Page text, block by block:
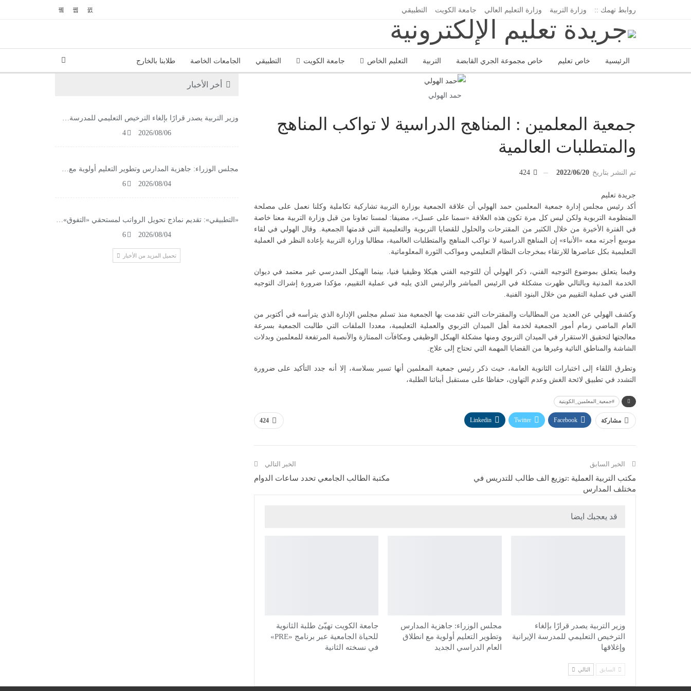
روابط تهمك :: وزارة التربية وزارة التعليم العالي جامعة الكويت التطبيقي
الرئيسية خاص تعليم خاص مجموعة الجري القابضة التربية التعليم الخاص جامعة الكويت التطبيقي الجامعات الخاصة طلابنا بالخارج
حمد الهولي
جمعية المعلمين : المناهج الدراسية لا تواكب المناهج
والمتطلبات العالمية
تم النشر بتاريخ 2022/06/20
جريدة تعليم
أكد رئيس مجلس إدارة جمعية المعلمين حمد الهولي أن علاقة الجمعية بوزارة التربية تشاركية تكاملية وكلنا نعمل على مصلحة
المنظومة التربوية ولكن ليس كل مرة تكون هذه العلاقة «سمنا على عسل»، مضيفا: لمسنا تعاونا من قبل وزارة التربية معنا خاصة
في الفترة الأخيرة من خلال الكثير من المقترحات والحلول للقضايا التربوية والتعليمية التي قدمتها الجمعية. وقال الهولي في لقاء
موسع أجرته معه «الأنباء» إن المناهج الدراسية لا تواكب المناهج والمتطلبات العالمية، مطالبا وزارة التربية بإعادة النظر في العملية
التعليمية بكل عناصرها للارتقاء بمخرجات النظام التعليمي ومواكب الثورة المعلوماتية.
وفيما يتعلق بموضوع التوجيه الفني، ذكر الهولي أن للتوجيه الفني هيكلا وظيفيا فنيا، بينما الهيكل المدرسي غير معتمد في ديوان
الخدمة المدنية وبالتالي ظهرت مشكلة في الرئيس المباشر والرئيس الذي يليه في عملية التقييم، مؤكدا ضرورة إشراك التوجيه
الفني في عملية التقييم من خلال البنود الفنية.
وكشف الهولي عن العديد من المطالبات والمقترحات التي تقدمت بها الجمعية منذ تسلم مجلس الإدارة الذي يترأسه في أكتوبر من
العام الماضي زمام أمور الجمعية لخدمة أهل الميدان التربوي والعملية التعليمية، معددا الملفات التي طالبت الجمعية بسرعة
معالجتها لتحقيق الاستقرار في الميدان التربوي ومنها مشكلة الهيكل الوظيفي ومكافآت الممتازة والأنصبة المرتفعة للمعلمين وبدلات
الشاشة والمناطق النائية وغيرها من القضايا المهمة التي تحتاج إلى علاج.
وتطرق اللقاء إلى اختبارات الثانوية العامة، حيث ذكر رئيس جمعية المعلمين أنها تسير بسلاسة، إلا أنه جدد التأكيد على ضرورة
التشدد في تطبيق لائحة الغش وعدم التهاون، حفاظا على مستقبل أبنائنا الطلبة،
#جمعية_المعلمين_الكويتية
424 مشاركة Facebook
Twitter
Linkedin
الخبر السابق
مكتب التربية العملية :توزيع الف طالب للتدريس في
مختلف المدارس
الخبر التالي
مكتبة الطالب الجامعي تحدد ساعات الدوام
قد يعجبك ايضا
وزير التربية يصدر قرارًا بإلغاء
الترخيص التعليمي للمدرسة الإيرانية
وإغلاقها
مجلس الوزراء: جاهزية المدارس
وتطوير التعليم أولوية مع انطلاق
العام الدراسي الجديد
جامعة الكويت تهيّئ طلبة الثانوية
للحياة الجامعية عبر برنامج «PRE»
في نسخته الثانية
السابق التالي
أخر الأخبار
وزير التربية يصدر قرارًا بإلغاء الترخيص التعليمي للمدرسة…
2026/08/06
4
مجلس الوزراء: جاهزية المدارس وتطوير التعليم أولوية مع…
2026/08/04
6
«التطبيقي»: تقديم نماذج تحويل الرواتب لمستحقي «التفوق»…
2026/08/04
6
تحميل المزيد من الأخبار